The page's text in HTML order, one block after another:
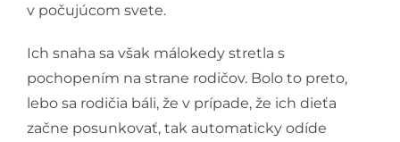
v počujúcom svete.
Ich snaha sa však málokedy stretla s
pochopením na strane rodičov. Bolo to preto,
lebo sa rodičia báli, že v prípade, že ich dieťa
začne posunkovať, tak automaticky odíde